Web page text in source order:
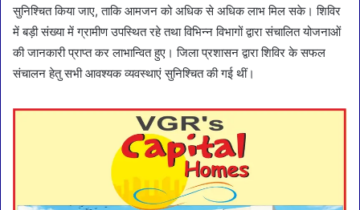
सुनिश्चित किया जाए, ताकि आमजन को अधिक से अधिक लाभ मिल सके। शिविर
में बड़ी संख्या में ग्रामीण उपस्थित रहे तथा विभिन्न विभागों द्वारा संचालित योजनाओं
की जानकारी प्राप्त कर लाभान्वित हुए। जिला प्रशासन द्वारा शिविर के सफल
संचालन हेतु सभी आवश्यक व्यवस्थाएं सुनिश्चित की गई थीं।